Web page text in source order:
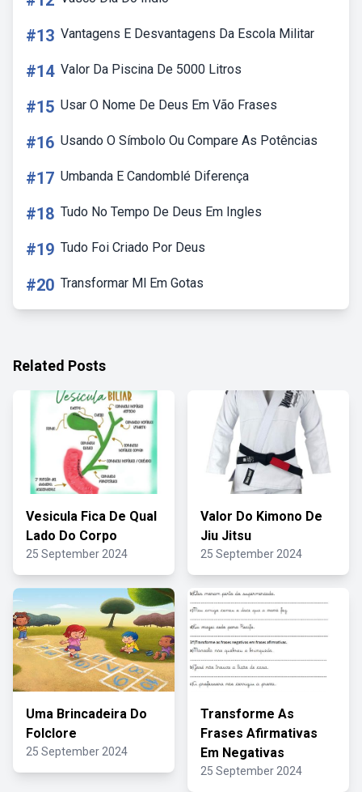
#13 Vantagens E Desvantagens Da Escola Militar
#14 Valor Da Piscina De 5000 Litros
#15 Usar O Nome De Deus Em Vão Frases
#16 Usando O Símbolo Ou Compare As Potências
#17 Umbanda E Candomblé Diferença
#18 Tudo No Tempo De Deus Em Ingles
#19 Tudo Foi Criado Por Deus
#20 Transformar Ml Em Gotas
Related Posts
Vesicula Fica De Qual
Lado Do Corpo
25 September 2024
Valor Do Kimono De
Jiu Jitsu
25 September 2024
Uma Brincadeira Do
Folclore
25 September 2024
Transforme As
Frases Afirmativas
Em Negativas
25 September 2024